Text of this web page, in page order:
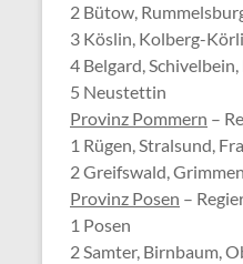
2 Bütow,
3 Köslin, Kolberg-
4 Belgard,
5 Neustettin
Provinz Pommern –
1 Rügen, Stralsund,
2 Greifswald, Grimmen
Provinz Posen –
1 Posen
2 Samter, Birnbaum,